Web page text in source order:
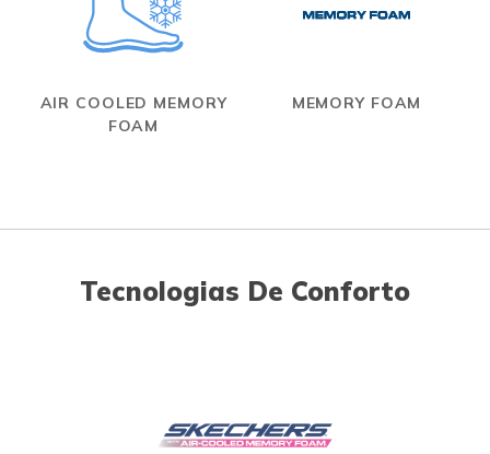
AIR COOLED MEMORY
FOAM
MEMORY FOAM
Tecnologias De Conforto